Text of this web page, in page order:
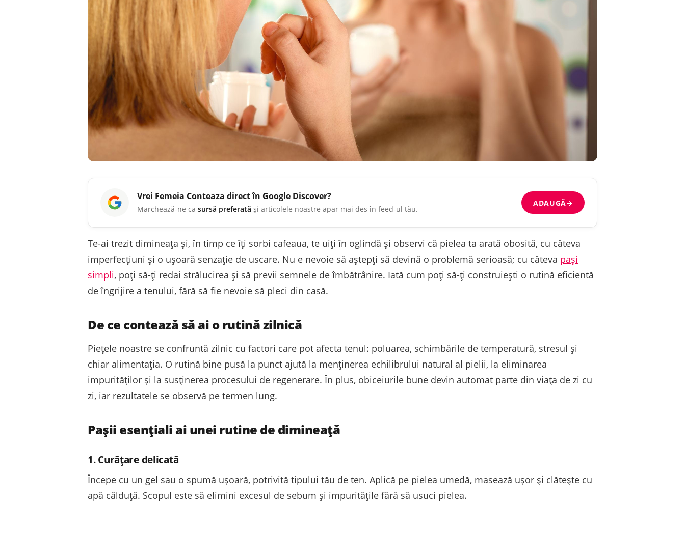
Vrei Femeia Conteaza direct în Google Discover?
Marchează-ne ca sursă preferată și articolele noastre apar mai des în feed-ul tău.
ADAUGĂ→
Te-ai trezit dimineața și, în timp ce îți sorbi cafeaua, te uiți în oglindă și observi că pielea ta arată obosită, cu câteva
imperfecțiuni și o ușoară senzație de uscare. Nu e nevoie să aștepți să devină o problemă serioasă; cu câteva pași
simpli, poți să-ți redai strălucirea și să previi semnele de îmbătrânire. Iată cum poți să-ți construiești o rutină eficientă
de îngrijire a tenului, fără să fie nevoie să pleci din casă.
De ce contează să ai o rutină zilnică
Piețele noastre se confruntă zilnic cu factori care pot afecta tenul: poluarea, schimbările de temperatură, stresul și
chiar alimentația. O rutină bine pusă la punct ajută la menținerea echilibrului natural al pielii, la eliminarea
impurităților și la susținerea procesului de regenerare. În plus, obiceiurile bune devin automat parte din viața de zi cu
zi, iar rezultatele se observă pe termen lung.
Pașii esențiali ai unei rutine de dimineață
1. Curățare delicată
Începe cu un gel sau o spumă ușoară, potrivită tipului tău de ten. Aplică pe pielea umedă, masează ușor și clătește cu
apă călduță. Scopul este să elimini excesul de sebum și impuritățile fără să usuci pielea.